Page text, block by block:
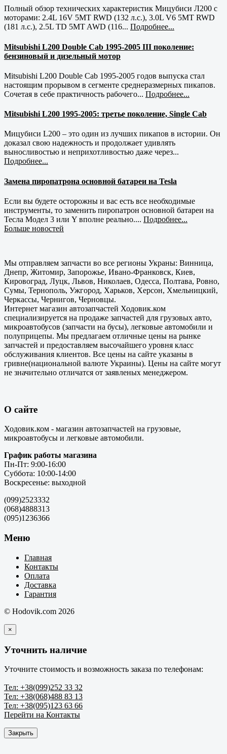
Полный обзор технических характеристик Мицубиси Л200 с
моторами: 2.4L 16V 5MT RWD (132 л.с.), 3.0L V6 5MT RWD
(181 л.с.), 2.5L TD 5MT AWD (116... Подробнее...
Mitsubishi L200 Double Cab 1995-2005 III поколение:
бензиновый и дизельный мотор
Mitsubishi L200 Double Cab 1995-2005 годов выпуска стал
настоящим прорывом в сегменте среднеразмерных пикапов.
Сочетая в себе практичность рабочего... Подробнее...
Mitsubishi L200 1995-2005: третье поколение, Single Cab
Мицубиси L200 – это один из лучших пикапов в истории. Он
доказал свою надежность и продолжает удивлять
выносливостью и неприхотливостью даже через...
Подробнее...
Замена пиропатрона основной батареи на Tesla
Если вы будете осторожны и вас есть все необходимые
инструменты, то заменить пиропатрон основной батареи на
Тесла Модел 3 или Y вполне реально.... Подробнее...
Больше новостей
Мы отправляем запчасти во все регионы Украны: Винница,
Днепр, Житомир, Запорожье, Ивано-Франковск, Киев,
Кировоград, Луцк, Львов, Николаев, Одесса, Полтава, Ровно,
Сумы, Тернополь, Ужгород, Харьков, Херсон, Хмельницкий,
Черкассы, Чернигов, Черновцы.
Интернет магазин автозапчастей Ходовик.ком
специализируется на продаже запчастей для грузовых авто,
микроавтобусов (запчасти на бусы), легковые автомобили и
полуприцепы. Мы предлагаем отличные цены на рынке
запчастей и предоставляем высочайшего уровня класс
обслуживания клиентов. Все цены на сайте указаны в
гривне(национальной валюте Украины). Цены на сайте могут
не значительно отличатся от заявленых менеджером.
О сайте
Ходовик.ком - магазин автозапчастей на грузовые,
микроавтобусы и легковые автомобили.
График работы магазина
Пн-Пт: 9:00-16:00
Суббота: 10:00-14:00
Воскресенье: выходной
(099)2523332
(068)4888313
(095)1236366
Меню
Главная
Контакты
Оплата
Доставка
Гарантия
© Hodovik.com 2026
×
Уточнить наличие
Уточните стоимость и возможность заказа по телефонам:
Тел: +38(099)252 33 32
Тел: +38(068)488 83 13
Тел: +38(095)123 63 66
Перейти на Контакты
Закрыть